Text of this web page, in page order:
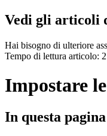
Vedi gli articoli
Hai bisogno di ulteriore
Tempo di lettura articolo:
Impostare
In questa pagina